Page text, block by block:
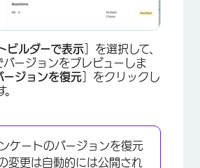
ビルダーで表示 ］を選択して、
バージョンをプレビューしま
ージョンを復元 ］をクリックし
ケートのバージョンを復元
変更は自動的には公開され